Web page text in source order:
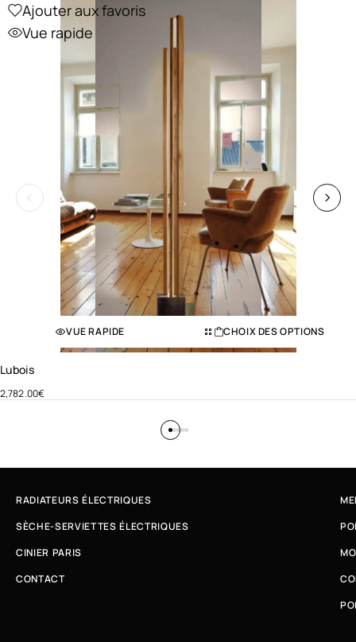
Ajouter aux favoris
Vue rapide
VUE RAPIDE CHOIX DES OPTIONS
Lubois
2,782.00€
RADIATEURS ÉLECTRIQUES
SÈCHE-SERVIETTES ÉLECTRIQUES
CINIER PARIS
CONTACT